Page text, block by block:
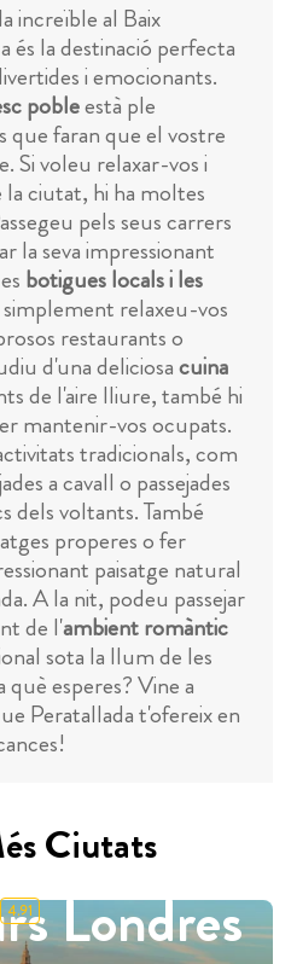
increïble al Baix
és la destinació perfecta
i emocionants.
pobleestà ple
que faran que el vostre
Si voleu relaxar-vos i
ciutat, hi ha moltes
pels seus carrers
la seva impressionant
botigues locals i les
relaxeu-vos
restaurants o
d'una deliciosacuina
de l'aire lliure, també hi
mantenir-vos ocupats.
tradicionals, com
a cavall o passejades
dels voltants. També
properes o fer
paisatge natural
A la nit, podeu passejar
de l'ambient romàntic
sota la llum de les
esperes? Vine a
Peratallada t'ofereix en
Ciutats
Londres
4.91